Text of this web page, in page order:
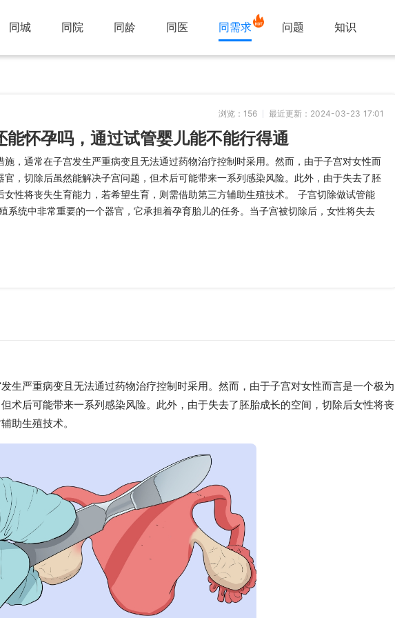
同城 同院 同龄 同医 同需求 问题 知识
浏览： 156 最近更新：2024-03-23 17:01
能怀孕吗，通过试管婴儿能不能行得通
施，通常在子宫发生严重病变且无法通过药物治疗控制时采用。然而，由于子宫对女性而
官，切除后虽然能解决子宫问题，但术后可能带来一系列感染风险。此外，由于失去了胚
女性将丧失生育能力，若希望生育，则需借助第三方辅助生殖技术。 子宫切除做试管能
系统中非常重要的一个器官，它承担着孕育胎儿的任务。当子宫被切除后，女性将失去
严重病变且无法通过药物治疗控制时采用。然而，由于子宫对女性而言是一个极为
术后可能带来一系列感染风险。此外，由于失去了胚胎成长的空间，切除后女性将丧
助生殖技术。